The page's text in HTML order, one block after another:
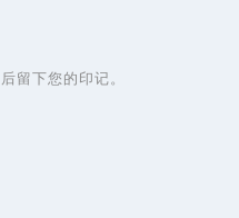
后留下您的印记。